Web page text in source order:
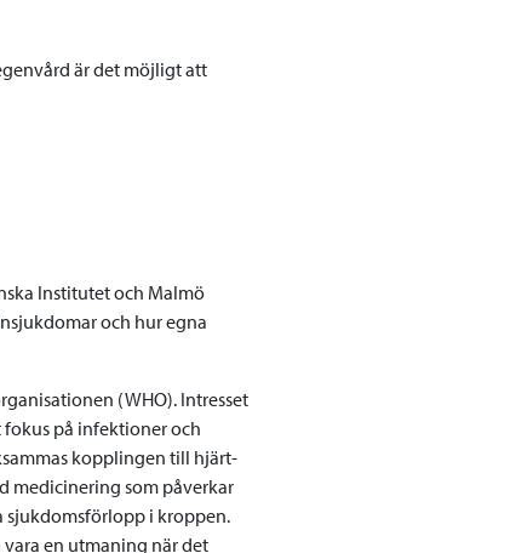
är det möjligt att
Institutet och Malmö
och hur egna
(WHO). Intresset
fokus på infektioner och
kopplingen till hjärt-
medicinering som påverkar
i kroppen.
en utmaning när det